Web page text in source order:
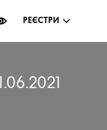
РЕЄСТРИ